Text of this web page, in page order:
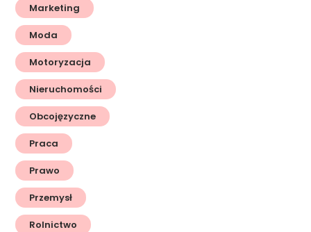
Marketing
Moda
Motoryzacja
Nieruchomości
Obcojęzyczne
Praca
Prawo
Przemysł
Rolnictwo